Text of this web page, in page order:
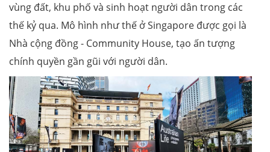
vùng đất, khu phố và sinh hoạt người dân trong các
thế kỷ qua. Mô hình như thế ở Singapore được gọi là
Nhà cộng đồng - Community House, tạo ấn tượng
chính quyền gần gũi với người dân.